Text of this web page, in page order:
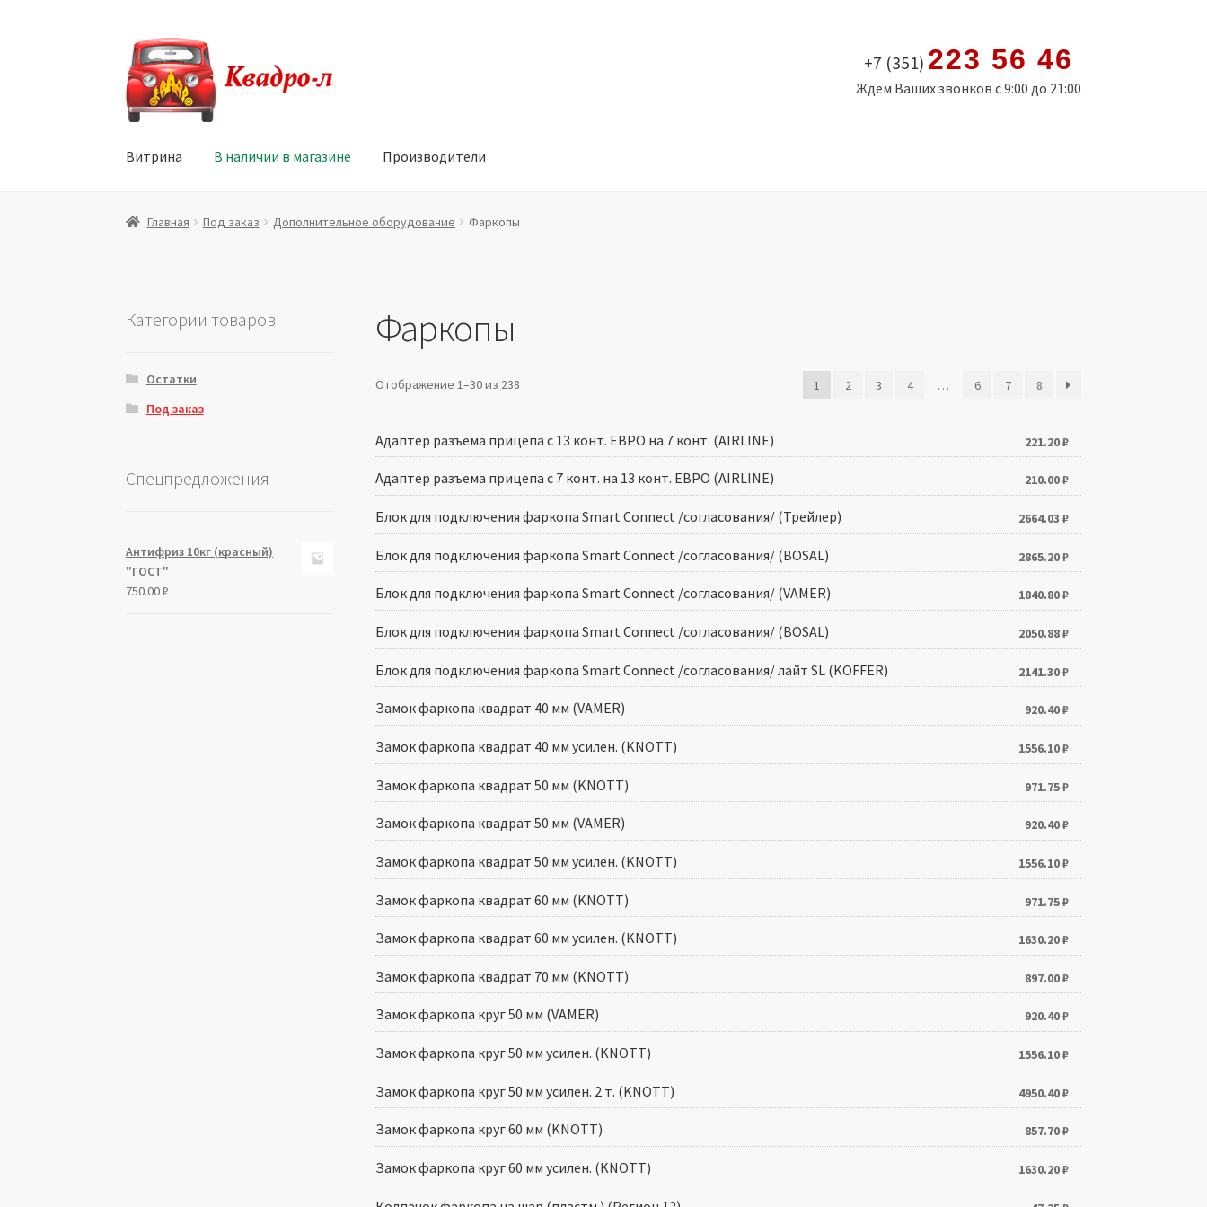
Перейти
к
навигации
Перейти
к
содержимому
+7 (351) 223 56 46
Ждём Ваших звонков с 9:00 до 21:00
Витрина В наличии в магазине Производители
Главная Витрина Мой аккаунт Политика в отношении обработки персональных данных
Главная Под заказ Дополнительное оборудование Фаркопы
Фаркопы
Отображение 1–30 из 238 1 2 3 4 … 6 7 8
Адаптер разъема прицепа с 13 конт. ЕВРО на 7 конт. (AIRLINE) 221.20₽
Адаптер разъема прицепа с 7 конт. на 13 конт. ЕВРО (AIRLINE) 210.00₽
Блок для подключения фаркопа Smart Connect /согласования/ (Трейлер) 2664.03 ₽
Блок для подключения фаркопа Smart Connect /согласования/ (BOSAL) 2865.20₽
Блок для подключения фаркопа Smart Connect /согласования/ (VAMER) 1840.80₽
Блок для подключения фаркопа Smart Connect /согласования/ (BOSAL) 2050.88₽
Блок для подключения фаркопа Smart Connect /согласования/ лайт SL (KOFFER) 2141.30₽
Замок фаркопа квадрат 40 мм (VAMER) 920.40₽
Замок фаркопа квадрат 40 мм усилен. (KNOTT) 1556.10₽
Замок фаркопа квадрат 50 мм (KNOTT) 971.75₽
Замок фаркопа квадрат 50 мм (VAMER) 920.40₽
Замок фаркопа квадрат 50 мм усилен. (KNOTT) 1556.10₽
Замок фаркопа квадрат 60 мм (KNOTT) 971.75₽
Замок фаркопа квадрат 60 мм усилен. (KNOTT) 1630.20₽
Замок фаркопа квадрат 70 мм (KNOTT) 897.00₽
Замок фаркопа круг 50 мм (VAMER) 920.40₽
Замок фаркопа круг 50 мм усилен. (KNOTT) 1556.10₽
Замок фаркопа круг 50 мм усилен. 2 т. (KNOTT) 4950.40₽
Замок фаркопа круг 60 мм (KNOTT) 857.70₽
Замок фаркопа круг 60 мм усилен. (KNOTT) 1630.20₽
Категории товаров
Остатки
Под заказ
Спецпредложения
Антифриз 10кг (красный)
"ГОСТ"
750.00₽